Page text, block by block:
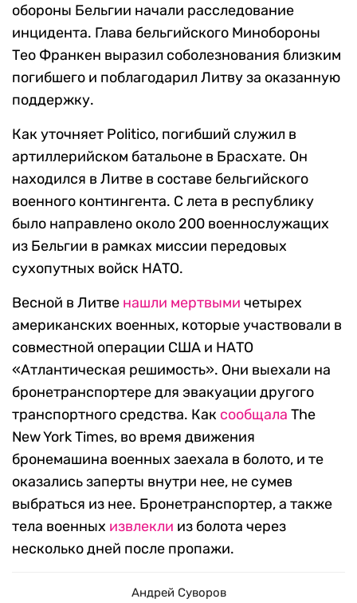
обороны Бельгии начали расследование
инцидента. Глава бельгийского Минобороны
Тео Франкен выразил соболезнования близким
погибшего и поблагодарил Литву за оказанную
поддержку.
Как уточняет Politico, погибший служил в
артиллерийском батальоне в Брасхате. Он
находился в Литве в составе бельгийского
военного контингента. С лета в республику
было направлено около 200 военнослужащих
из Бельгии в рамках миссии передовых
сухопутных войск НАТО.
Весной в Литве нашли мертвыми четырех
американских военных, которые участвовали в
совместной операции США и НАТО
«Атлантическая решимость». Они выехали на
бронетранспортере для эвакуации другого
транспортного средства. Как сообщала The
New York Times, во время движения
бронемашина военных заехала в болото, и те
оказались заперты внутри нее, не сумев
выбраться из нее. Бронетранспортер, а также
тела военных извлекли из болота через
несколько дней после пропажи.
Андрей Суворов